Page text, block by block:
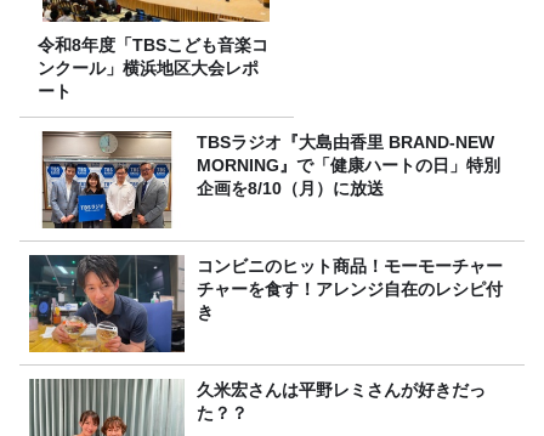
令和8年度「TBSこども音楽コ
ンクール」横浜地区大会レポ
ート
TBSラジオ『大島由香里 BRAND-NEW
MORNING』で「健康ハートの日」特別
企画を8/10（月）に放送
コンビニのヒット商品！モーモーチャー
チャーを食す！アレンジ自在のレシピ付
き
久米宏さんは平野レミさんが好きだっ
た？？